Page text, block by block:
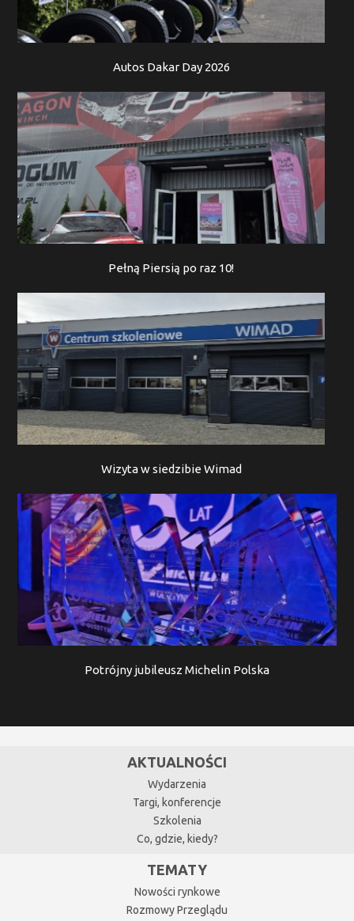
Autos Dakar Day 2026
Pełną Piersią po raz 10!
Wizyta w siedzibie Wimad
Potrójny jubileusz Michelin Polska
AKTUALNOŚCI
Wydarzenia
Targi, konferencje
Szkolenia
Co, gdzie, kiedy?
TEMATY
Nowości rynkowe
Rozmowy Przeglądu